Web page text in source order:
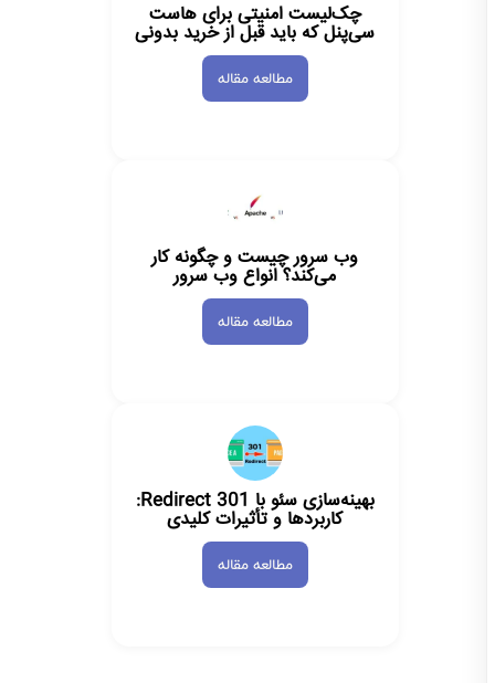
چک‌لیست امنیتی برای هاست
سی‌پنل که باید قبل از خرید بدونی
مطالعه مقاله
وب سرور چیست و چگونه کار
می‌کند؟ انواع وب سرور
مطالعه مقاله
بهینه‌سازی سئو با Redirect 301:
کاربردها و تأثیرات کلیدی
مطالعه مقاله